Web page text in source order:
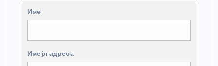
Име
Имејл адреса